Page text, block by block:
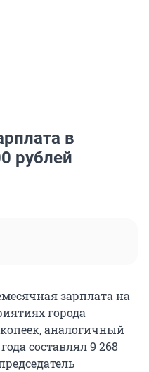
в
рублей
зарплата на
города
копеек, аналогичный
составлял 9 268